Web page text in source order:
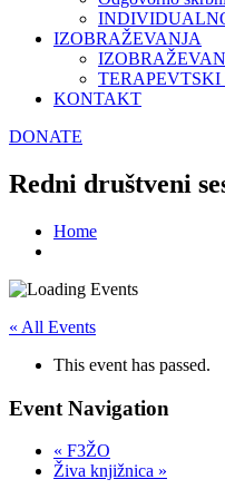
IZOBRAŽEVANJA
TERAPEVTSKI
KONTAKT
DONATE
Redni društveni
Home
« All Events
This event has passed.
Event Navigation
« F3ŽO
Živa knjižnica »